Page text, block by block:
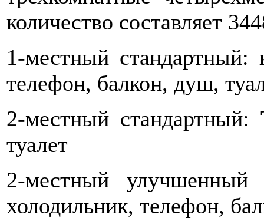
количество составляет
1-местный стандартный:
телефон, балкон, душ,
2-местный
туалет
2-местный
холодильник, телефон,